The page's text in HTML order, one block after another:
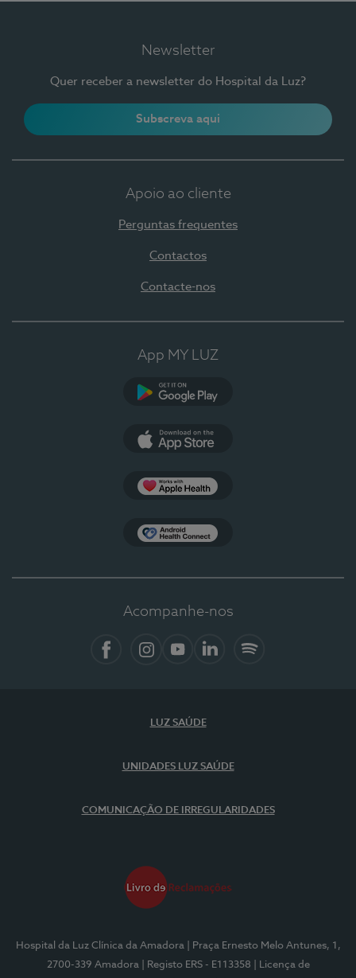
Newsletter
Quer receber a newsletter do Hospital da Luz?
Subscreva aqui
Apoio ao cliente
Perguntas frequentes
Contactos
Contacte-nos
App MY LUZ
Acompanhe-nos
LUZ SAÚDE
UNIDADES LUZ SAÚDE
COMUNICAÇÃO DE IRREGULARIDADES
Hospital da Luz Clínica da Amadora
| Praça Ernesto Melo Antunes, 1,
2700-339 Amadora
| Registo ERS - E113358
| Licença de